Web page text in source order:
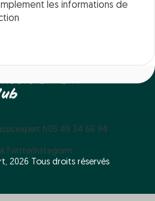
les informations de
05 49 34 66 94
TwitterInstagram
2026 Tous droits réservés